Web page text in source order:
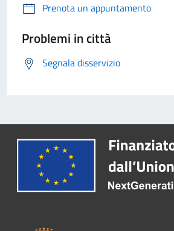
Prenota un appuntamento
Problemi in città
Segnala disservizio